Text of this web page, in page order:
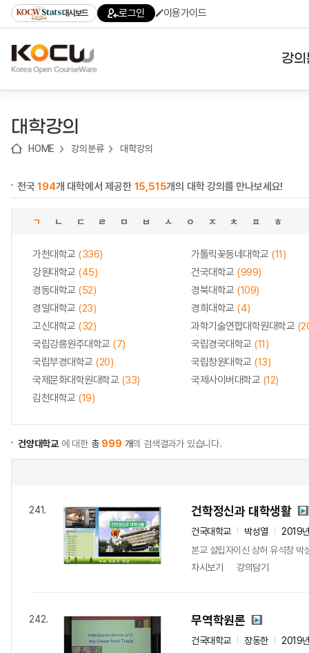
기
기
기
content)
가
대시보드 로그인 이용가이드
강
대학강의
HOME 강의분류 대학강의
전국194개 대학에서 제공한 15,515개의 대학 강의를 만나보세요!
ㄱ ㄴ ㄷ ㄹ ㅁ ㅂ ㅅ ㅇ ㅈ ㅊ ㅍ ㅎ
가천대학교 (336) 가톨릭꽃동네대학교 (11)
강원대학교 (45) 건국대학교 (999)
경동대학교 (52) 경북대학교 (109)
경일대학교 (23) 경희대학교 (4)
고신대학교 (32) 과학기술연합대학원대학교
국립강릉원주대학교 (7) 국립경국대학교 (11)
국립부경대학교 (20) 국립창원대학교 (13)
국제문화대학원대학교 (33) 국제사이버대학교 (12)
김천대학교 (19)
건양대학교 에 대한 총 999 개의 검색결과가 있습니다.
241. 건학정신과 대학생활
건국대학교 박성열
2019
본교 설립자이신 상허 유석창
차시보기
강의담기
242. 무역학원론
건국대학교 장동한
2019